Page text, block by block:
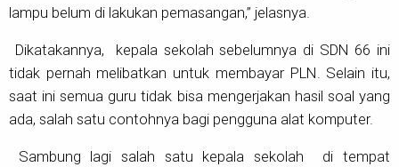
lampu belum di lakukan pemasangan,” jelasnya.
Dikatakannya, kepala sekolah sebelumnya di SDN 66 ini
tidak pernah melibatkan untuk membayar PLN. Selain itu,
saat ini semua guru tidak bisa mengerjakan hasil soal yang
ada, salah satu contohnya bagi pengguna alat komputer.
Sambung lagi salah satu kepala sekolah di tempat